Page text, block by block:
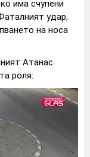
има счупени
удар,
на носа
Атанас
роля: